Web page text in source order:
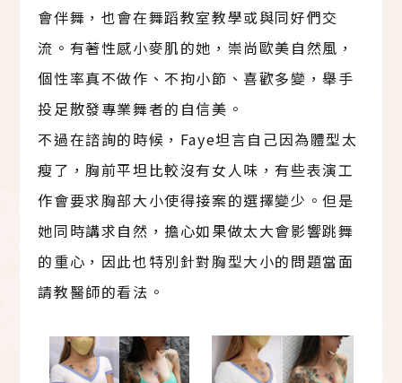
會伴舞，也會在舞蹈教室教學或與同好們交
流。有著性感小麥肌的她，崇尚歐美自然風，
個性率真不做作、不拘小節、喜歡多變，舉手
投足散發專業舞者的自信美。
不過在諮詢的時候，Faye坦言自己因為體型太
瘦了，胸前平坦比較沒有女人味，有些表演工
作會要求胸部大小使得接案的選擇變少。但是
她同時講求自然，擔心如果做太大會影響跳舞
的重心，因此也特別針對胸型大小的問題當面
請教醫師的看法。